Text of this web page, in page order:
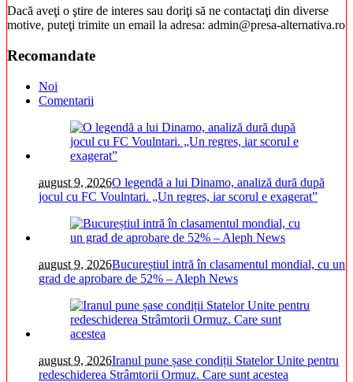
Dacă aveţi o ştire de interes sau doriţi să ne contactaţi din diverse
motive, puteţi trimite un email la adresa: admin@presa-alternativa.ro
Recomandate
Noi
Comentarii
august 9, 2026O legendă a lui Dinamo, analiză dură după
jocul cu FC Voulntari. „Un regres, iar scorul e exagerat”
august 9, 2026Bucureștiul intră în clasamentul mondial, cu un
grad de aprobare de 52% – Aleph News
august 9, 2026Iranul pune șase condiții Statelor Unite pentru
redeschiderea Strâmtorii Ormuz. Care sunt acestea